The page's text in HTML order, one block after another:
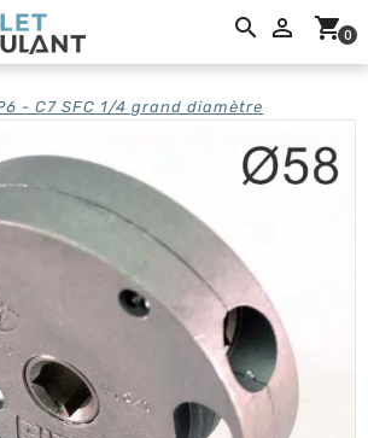
 shopping_cart0
- C7 SFC 1/4 grand diamètre